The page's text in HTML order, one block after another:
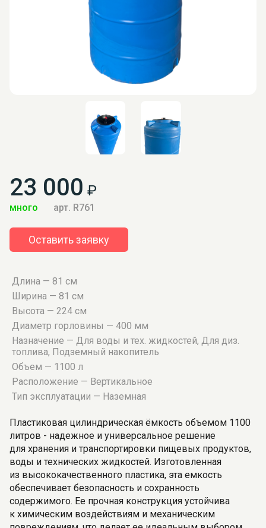
23 000 ₽
много арт. R761
Оставить заявку
Длина — 81 см
Ширина — 81 см
Высота — 224 см
Диаметр горловины — 400 мм
Назначение — Для воды и тех. жидкостей, Для диз.
топлива, Подземный накопитель
Объем — 1100 л
Расположение — Вертикальное
Тип эксплуатации — Наземная
Пластиковая цилиндрическая ёмкость объемом 1100
литров - надежное и универсальное решение
для хранения и транспортировки пищевых продуктов,
воды и технических жидкостей. Изготовленная
из высококачественного пластика, эта емкость
обеспечивает безопасность и сохранность
содержимого. Ее прочная конструкция устойчива
к химическим воздействиям и механическим